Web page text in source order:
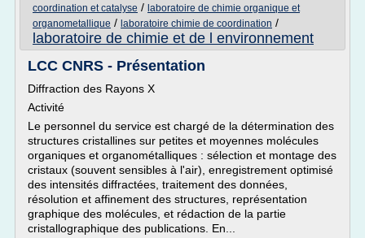
coordination et catalyse / laboratoire de chimie organique et
organometallique / laboratoire chimie de coordination /
laboratoire de chimie et de l environnement
LCC CNRS - Présentation
Diffraction des Rayons X
Activité
Le personnel du service est chargé de la détermination des
structures cristallines sur petites et moyennes molécules
organiques et organométalliques : sélection et montage des
cristaux (souvent sensibles à l'air), enregistrement optimisé
des intensités diffractées, traitement des données,
résolution et affinement des structures, représentation
graphique des molécules, et rédaction de la partie
cristallographique des publications. En...